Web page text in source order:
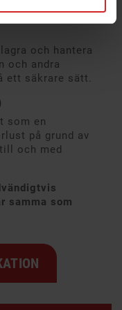
och hantera
och andra
ett säkrare sätt.
som en
på grund av
och med
samma som